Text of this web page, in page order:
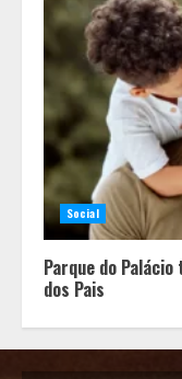
Social
Parque do
dos Pais